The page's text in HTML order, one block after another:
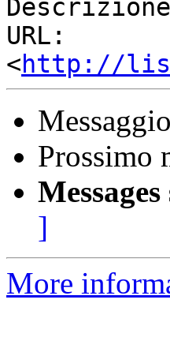
URL:
<http://
Prossimo
]
More